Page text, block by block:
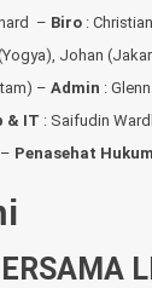
– Biro :
Johan
– Admin :
& IT : Saifudin
Penasehat Hukum